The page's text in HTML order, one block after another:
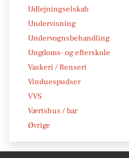
Udlejningselskab
Undervisning
Undervognsbehandling
Ungdoms- og efterskole
Vaskeri / Renseri
Vinduespudser
VVS
Værtshus / bar
Øvrige